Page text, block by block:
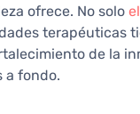
ofrece. No solo
terapéuticas
de la
a fondo.